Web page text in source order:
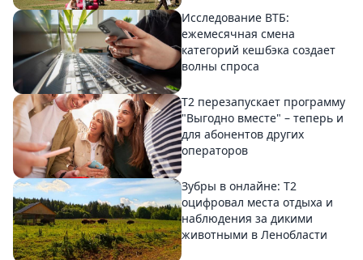
Исследование ВТБ:
ежемесячная смена
категорий кешбэка создает
волны спроса
Т2 перезапускает программу
"Выгодно вместе" – теперь и
для абонентов других
операторов
Зубры в онлайне: Т2
оцифровал места отдыха и
наблюдения за дикими
животными в Ленобласти